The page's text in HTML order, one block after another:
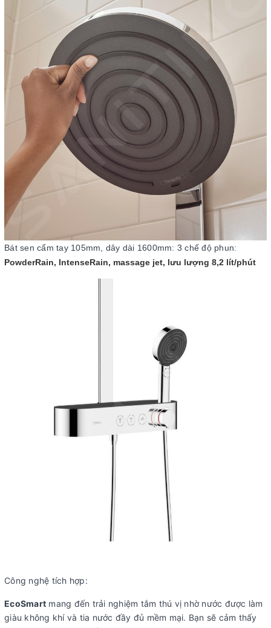
Bát sen cẩm tay 105mm, dây dài 1600mm: 3 chế độ phun:
PowderRain, IntenseRain, massage jet, lưu lượng 8,2 lít/phút
Công nghệ tích hợp:
EcoSmart mang đến trải nghiệm tắm thú vị nhờ nước được làm
giàu không khí và tia nước đầy đủ mềm mại. Bạn sẽ cảm thấy